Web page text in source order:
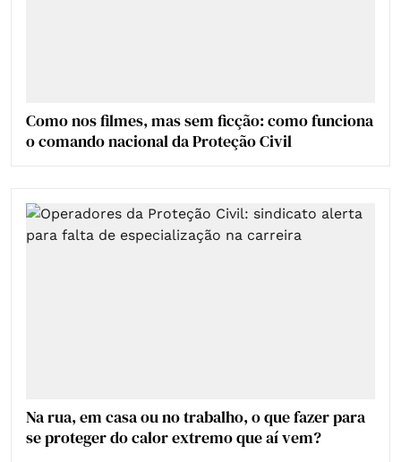
Como nos filmes, mas sem ficção: como funciona
o comando nacional da Proteção Civil
Na rua, em casa ou no trabalho, o que fazer para
se proteger do calor extremo que aí vem?